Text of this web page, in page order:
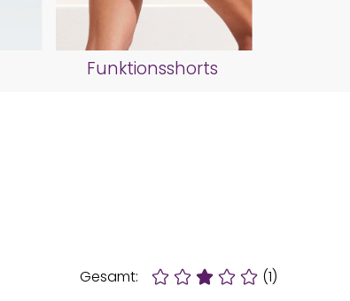
Funktionsshorts
Gesamt: (1)